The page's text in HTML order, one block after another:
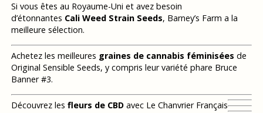
Si vous êtes au Royaume-Uni et avez besoin
d’étonnantes Cali Weed Strain Seeds, Barney’s Farm a la
meilleure sélection.
Achetez les meilleures graines de cannabis féminisées de
Original Sensible Seeds, y compris leur variété phare Bruce
Banner #3.
Découvrez les fleurs de CBDavec Le Chanvrier Français